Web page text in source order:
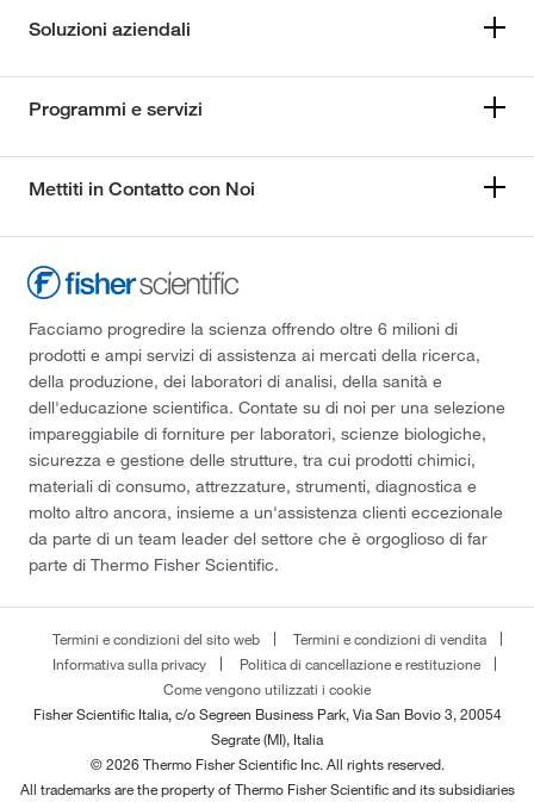
Soluzioni aziendali
Programmi e servizi
Mettiti in Contatto con Noi
Facciamo progredire la scienza offrendo oltre 6 milioni di
prodotti e ampi servizi di assistenza ai mercati della ricerca,
della produzione, dei laboratori di analisi, della sanità e
dell'educazione scientifica. Contate su di noi per una selezione
impareggiabile di forniture per laboratori, scienze biologiche,
sicurezza e gestione delle strutture, tra cui prodotti chimici,
materiali di consumo, attrezzature, strumenti, diagnostica e
molto altro ancora, insieme a un'assistenza clienti eccezionale
da parte di un team leader del settore che è orgoglioso di far
parte di Thermo Fisher Scientific.
Termini e condizioni del sito web
Termini e condizioni di vendita
Informativa sulla privacy
Politica di cancellazione e restituzione
Come vengono utilizzati i cookie
Fisher Scientific Italia, c/o Segreen Business Park, Via San Bovio 3, 20054
Segrate (MI), Italia
© 2026 Thermo Fisher Scientific Inc. All rights reserved.
All trademarks are the property of Thermo Fisher Scientific and its subsidiaries